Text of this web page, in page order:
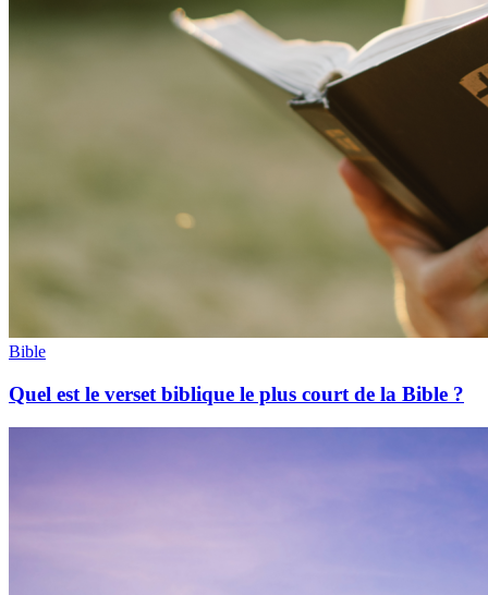
Bible
Quel est le verset biblique le plus court de la Bible ?